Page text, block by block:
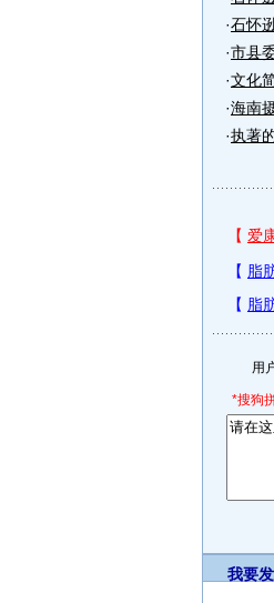
·石怀
·市县
·文化
·海南
·执著
用
*搜狗
我要